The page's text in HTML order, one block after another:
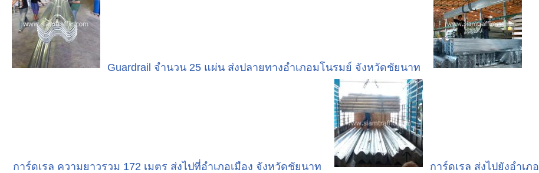
Guardrail จำนวน 25 แผ่น ส่งปลายทางอำเภอมโนรมย์ จังหวัดชัยนาท
การ์ดเรล ความยาวรวม 172 เมตร ส่งไปที่อำเภอเมือง จังหวัดชัยนาท การ์ดเรล ส่งไปยังอำเภอ